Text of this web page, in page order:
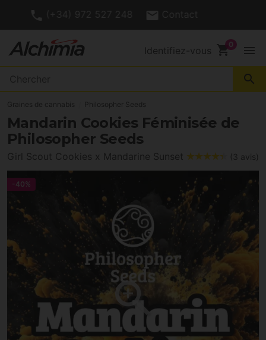
(+34) 972 527 248 Contact
Identifiez-vous shopping_cart menu
search
Graines de cannabis Philosopher Seeds
Mandarin Cookies Féminisée de
Philosopher Seeds
Girl Scout Cookies x Mandarine Sunset (3 avis)
-40%